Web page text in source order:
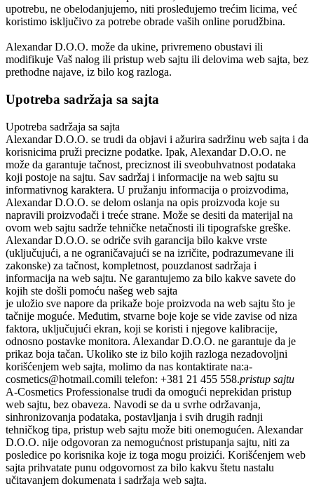
upotrebu, ne obelodanjujemo, niti prosleđujemo trećim licima, već
koristimo isključivo za potrebe obrade vaših online porudžbina.
Alexandar D.O.O. može da ukine, privremeno obustavi ili
modifikuje Vaš nalog ili pristup web sajtu ili delovima web sajta, bez
prethodne najave, iz bilo kog razloga.
Upotreba sadržaja sa sajta
Upotreba sadržaja sa sajta
Alexandar D.O.O. se trudi da objavi i ažurira sadržinu web sajta i da
korisnicima pruži precizne podatke. Ipak, Alexandar D.O.O. ne
može da garantuje tačnost, preciznost ili sveobuhvatnost podataka
koji postoje na sajtu. Sav sadržaj i informacije na web sajtu su
informativnog karaktera. U pružanju informacija o proizvodima,
Alexandar D.O.O. se delom oslanja na opis proizvoda koje su
napravili proizvođači i treće strane. Može se desiti da materijal na
ovom web sajtu sadrže tehničke netačnosti ili tipografske greške.
Alexandar D.O.O. se odriče svih garancija bilo kakve vrste
(uključujući, a ne ograničavajući se na izričite, podrazumevane ili
zakonske) za tačnost, kompletnost, pouzdanost sadržaja i
informacija na web sajtu. Ne garantujemo za bilo kakve savete do
kojih ste došli pomoću našeg web sajta
je uložio sve napore da prikaže boje proizvoda na web sajtu što je
tačnije moguće. Međutim, stvarne boje koje se vide zavise od niza
faktora, uključujući ekran, koji se koristi i njegove kalibracije,
odnosno postavke monitora. Alexandar D.O.O. ne garantuje da je
prikaz boja tačan. Ukoliko ste iz bilo kojih razloga nezadovoljni
korišćenjem web sajta, molimo da nas kontaktirate na:a-
cosmetics@hotmail.comili telefon: +381 21 455 558.pristup sajtu
A-Cosmetics Professionalse trudi da omogući neprekidan pristup
web sajtu, bez obaveza. Navodi se da u svrhe održavanja,
sinhronizovanja podataka, postavljanja i svih drugih radnji
tehničkog tipa, pristup web sajtu može biti onemogućen. Alexandar
D.O.O. nije odgovoran za nemogućnost pristupanja sajtu, niti za
posledice po korisnika koje iz toga mogu proizići. Korišćenjem web
sajta prihvatate punu odgovornost za bilo kakvu štetu nastalu
učitavanjem dokumenata i sadržaja web sajta.